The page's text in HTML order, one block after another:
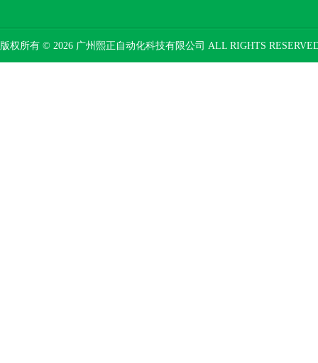
版权所有 © 2026 广州熙正自动化科技有限公司 ALL RIGHTS